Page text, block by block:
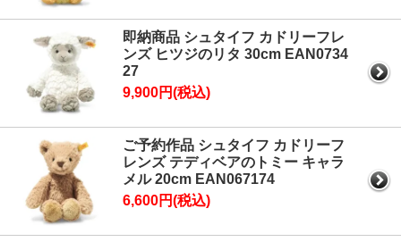
即納商品 シュタイフ カドリーフレ
ンズ ヒツジのリタ 30cm EAN0734
27
9,900円(税込)
ご予約作品 シュタイフ カドリーフ
レンズ テディベアのトミー キャラ
メル 20cm EAN067174
6,600円(税込)